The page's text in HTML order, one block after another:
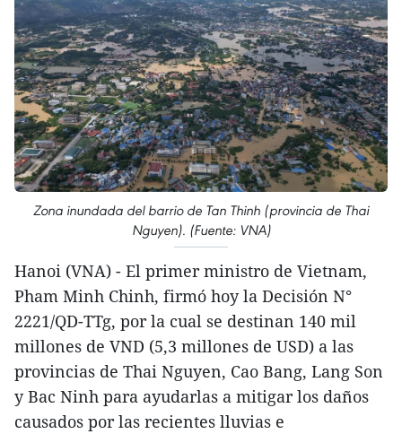
Zona inundada del barrio de Tan Thinh (provincia de Thai
Nguyen). (Fuente: VNA)
Hanoi (VNA) - El primer ministro de Vietnam,
Pham Minh Chinh, firmó hoy la Decisión N°
2221/QD-TTg, por la cual se destinan 140 mil
millones de VND (5,3 millones de USD) a las
provincias de Thai Nguyen, Cao Bang, Lang Son
y Bac Ninh para ayudarlas a mitigar los daños
causados por las recientes lluvias e